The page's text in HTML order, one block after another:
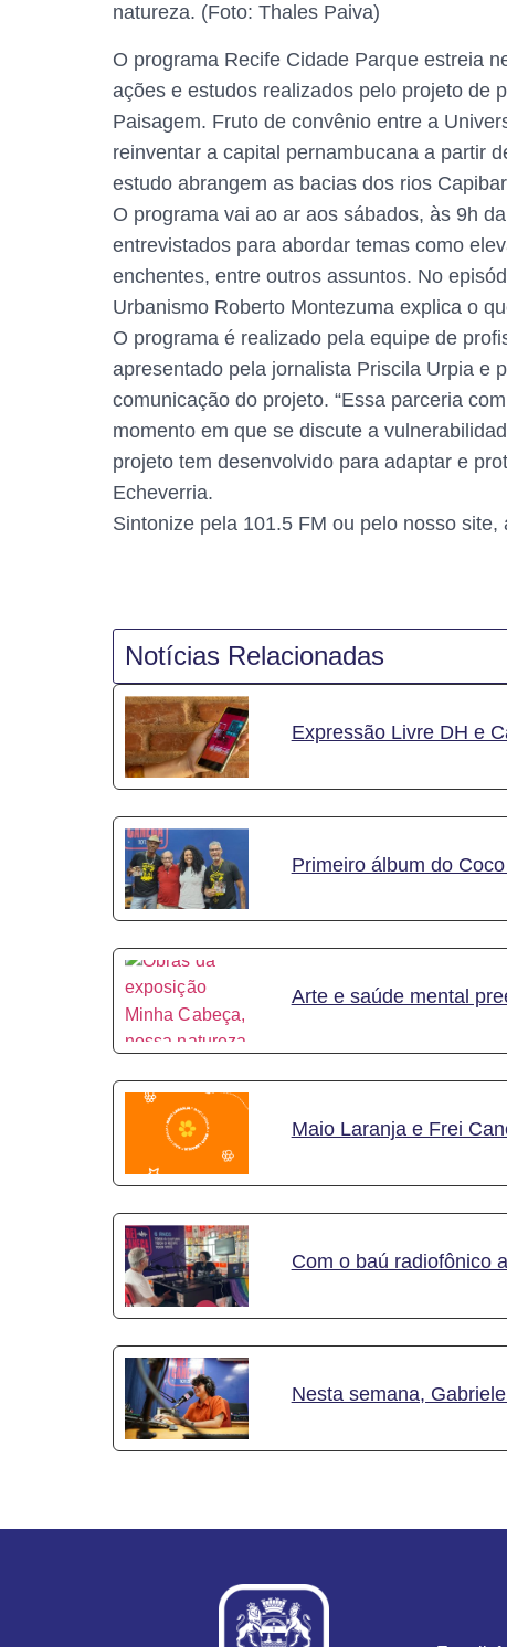
natureza. (Foto: Thales Paiva)
O programa Recife Cidade Parque estreia
ações e estudos realizados pelo projeto de
Paisagem. Fruto de convênio entre a
reinventar a capital pernambucana a partir
estudo abrangem as bacias dos rios
O programa vai ao ar aos sábados, às 9h
entrevistados para abordar temas como
enchentes, entre outros assuntos. No
Urbanismo Roberto Montezuma explica o
O programa é realizado pela equipe de
apresentado pela jornalista Priscila Urpia e
comunicação do projeto. “Essa parceria
momento em que se discute a
projeto tem desenvolvido para adaptar e
Echeverria.
Sintonize pela 101.5 FM ou pelo nosso
Notícias Relacionadas
Expressão Livre DH e
Primeiro álbum do
Arte e saúde mental
Maio Laranja e Frei
Com o baú radiofônico
Nesta semana,